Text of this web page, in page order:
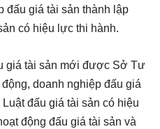
đấu giá tài sản thành lập
có hiệu lực thi hành.
giá tài sản mới được Sở Tư
doanh nghiệp đấu giá
đấu giá tài sản có hiệu
động đấu giá tài sản và